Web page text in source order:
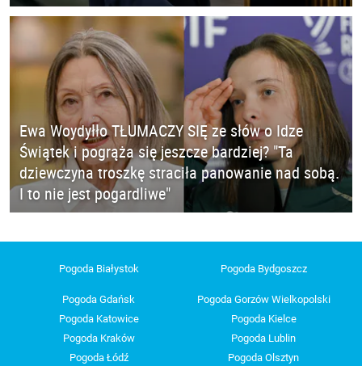
Ewa Woydyłło TŁUMACZY SIĘ ze słów o Idze
Świątek i pogrąża się jeszcze bardziej? "Ta
dziewczyna troszkę straciła panowanie nad sobą.
I to nie jest pogardliwe"
Pogoda Białystok Pogoda Bydgoszcz
Pogoda Gdańsk
Pogoda Gorzów Wielkopolski
Pogoda Katowice
Pogoda Kielce
Pogoda Kraków
Pogoda Lublin
Pogoda Łódź
Pogoda Olsztyn